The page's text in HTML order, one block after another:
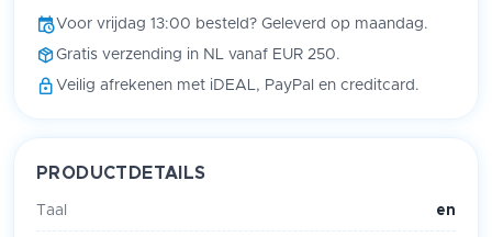
Voor vrijdag 13:00 besteld? Geleverd op maandag.
Gratis verzending in NL vanaf EUR 250.
Veilig afrekenen met iDEAL, PayPal en creditcard.
PRODUCTDETAILS
Taal en